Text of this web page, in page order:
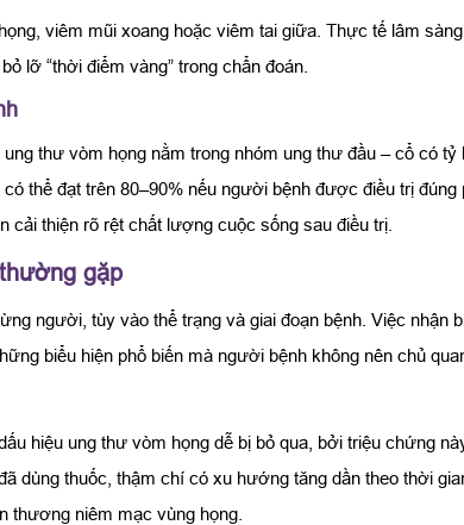
viêm mũi xoang hoặc viêm tai giữa. Thực tế lâm
lỡ “thời điểm vàng” trong chẩn đoán.
thư vòm họng nằm trong nhóm ung thư đầu – cổ có
thể đạt trên 80–90% nếu người bệnh được điều trị
cải thiện rõ rệt chất lượng cuộc sống sau điều trị.
gặp
người, tùy vào thể trạng và giai đoạn bệnh. Việc nhận
biểu hiện phổ biến mà người bệnh không nên chủ
hiệu ung thư vòm họng dễ bị bỏ qua, bởi triệu chứng
dùng thuốc, thậm chí có xu hướng tăng dần theo thời
thương niêm mạc vùng họng.